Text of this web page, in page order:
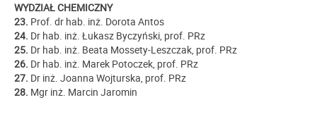
WYDZIAŁ CHEMICZNY
23. Prof. dr hab. inż. Dorota Antos
24. Dr hab. inż. Łukasz Byczyński, prof. PRz
25. Dr hab. inż. Beata Mossety-Leszczak, prof. PRz
26. Dr hab. inż. Marek Potoczek, prof. PRz
27. Dr inż. Joanna Wojturska, prof. PRz
28. Mgr inż. Marcin Jaromin